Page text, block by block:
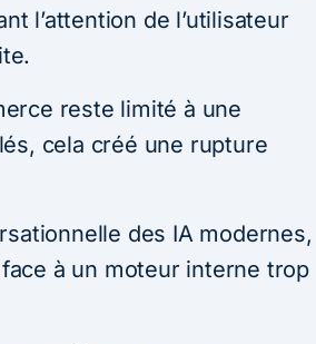
l’attention de l’utilisateur
reste limité à une
cela créé une rupture
des IA modernes,
à un moteur interne trop